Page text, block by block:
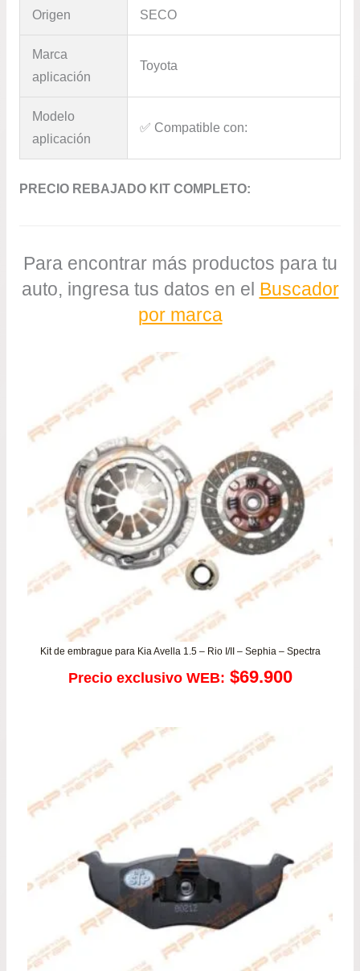
Origen SECO
Marca
aplicación
Toyota
Modelo
aplicación
✅​ Compatible con:
PRECIO REBAJADO KIT COMPLETO:
Para encontrar más productos para tu
auto, ingresa tus datos en el Buscador
por marca
Kit de embrague para Kia Avella 1.5 – Rio I/II – Sephia – Spectra
Precio exclusivo WEB: $69.900